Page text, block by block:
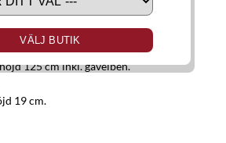
VÄLJ BUTIK
105x200 cm.
105x200 cm.
125 cm inkl. gavelben.
19 cm.